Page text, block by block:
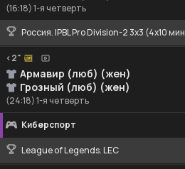
(16:18) 1-я четверть
Россия. IPBL Pro Division-2 3x3 (4x10
<2"
Армавир (люб) (жен)
Грозный (люб) (жен)
(24:18) 1-я четверть
Киберспорт
League of Legends. LEC